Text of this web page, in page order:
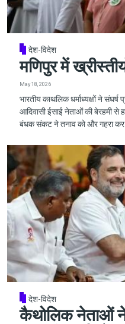
देश-विदेश
मणिपुर में
May 18, 2026
भारतीय काथलिक धर्माध्यक्षों ने संघर्ष
आदिवासी ईसाई नेताओं की बेरहमी से
बंधक संकट ने तनाव को और गहरा कर
देश-विदेश
कैथोलिक नेताओं ने